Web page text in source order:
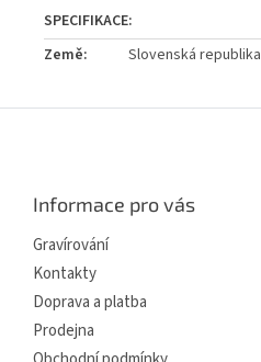
Země: Slovenská republika
Informace pro vás
Gravírování
Kontakty
Doprava a platba
Prodejna